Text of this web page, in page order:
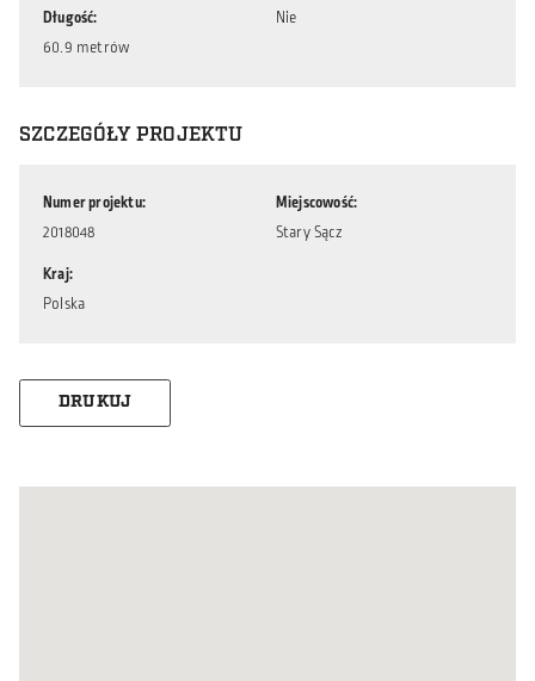
Długość
60.9 metrów
Nie
SZCZEGÓŁY PROJEKTU
Numer projektu
2018048
Kraj
Polska
Miejscowość
Stary Sącz
DRUKUJ